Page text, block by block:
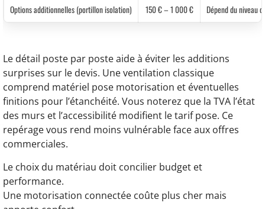
Options additionnelles (portillon isolation) 150 € – 1 000 € Dépend du niveau
Le détail poste par poste aide à éviter les additions
surprises sur le devis. Une ventilation classique
comprend matériel pose motorisation et éventuelles
finitions pour l’étanchéité. Vous noterez que la TVA l’état
des murs et l’accessibilité modifient le tarif pose. Ce
repérage vous rend moins vulnérable face aux offres
commerciales.
Le choix du matériau doit concilier budget et
performance.
Une motorisation connectée coûte plus cher mais